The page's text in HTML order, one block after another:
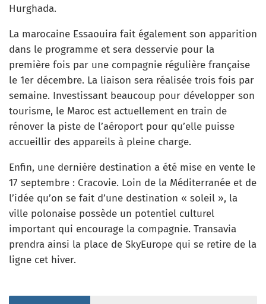
Hurghada.
La marocaine Essaouira fait également son apparition
dans le programme et sera desservie pour la
première fois par une compagnie régulière française
le 1er décembre. La liaison sera réalisée trois fois par
semaine. Investissant beaucoup pour développer son
tourisme, le Maroc est actuellement en train de
rénover la piste de l’aéroport pour qu’elle puisse
accueillir des appareils à pleine charge.
Enfin, une dernière destination a été mise en vente le
17 septembre : Cracovie. Loin de la Méditerranée et de
l’idée qu’on se fait d’une destination « soleil », la
ville polonaise possède un potentiel culturel
important qui encourage la compagnie. Transavia
prendra ainsi la place de SkyEurope qui se retire de la
ligne cet hiver.